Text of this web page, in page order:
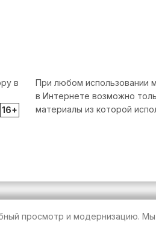
При любом использовании
в Интернете возможно
материалы из которой
в
16+
просмотр и модернизацию.